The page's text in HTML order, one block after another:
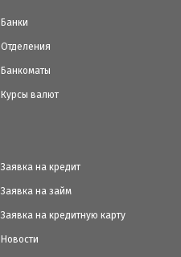
Банки
Отделения
Банкоматы
Курсы валют
Заявка на кредит
Заявка на займ
Заявка на кредитную карту
Новости